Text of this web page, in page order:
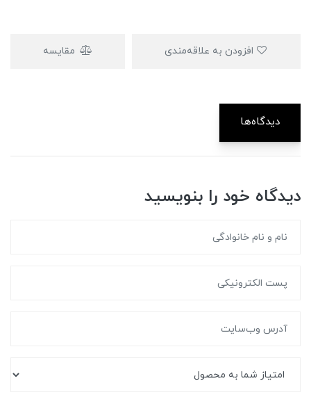
مقایسه
دیدگاه‌ها
دیدگاه خود را بنویسید